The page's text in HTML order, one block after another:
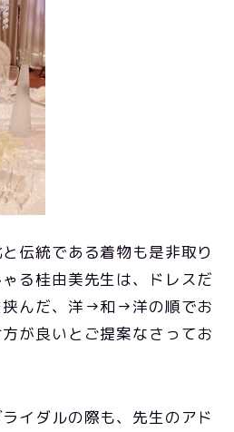
伝統である着物も是非取り
る桂由美先生は、ドレスだ
挟んだ、洋→和→洋の順でお
が良いとご提案なさってお
イダルの際も、先生のアド